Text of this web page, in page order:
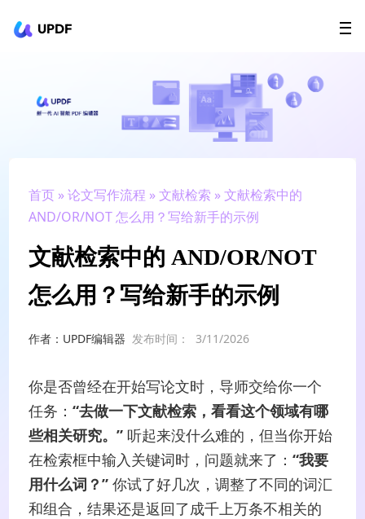
UPDF
AI Agents
政企采购
升级会员
首页 »论文写作流程 »文献检索 » 文献检索中的
AND/OR/NOT 怎么用？写给新手的示例
文献检索中的 AND/OR/NOT
怎么用？写给新手的示例
作者：UPDF编辑器 发布时间： 3/11/2026
你是否曾经在开始写论文时，导师交给你一个
任务：“去做一下文献检索，看看这个领域有哪
些相关研究。” 听起来没什么难的，但当你开始
在检索框中输入关键词时，问题就来了：“我要
用什么词？” 你试了好几次，调整了不同的词汇
和组合，结果还是返回了成千上万条不相关的